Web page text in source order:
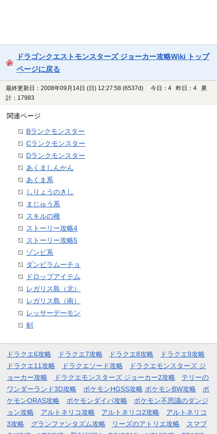
ドラゴンクエストモンスターズ ジョーカー攻略Wiki トップ
ページに戻る
最終更新日：2008年09月14日 (日) 12:27:58 (6537d)
今日：4 昨日：4 累
計：17983
関連ページ
Bランクモンスター
Cランクモンスター
Dランクモンスター
あくましんかん
あくま系
しりょうのきし
まじゅう系
スキルの種
ストーリー攻略4
ストーリー攻略5
ゾンビ系
ダンビラムーチョ
ドロップアイテム
レガリス島（北）
レガリス島（南）
レッサーデーモン
剣
ドラクエ6攻略 ドラクエ7攻略 ドラクエ8攻略
ドラクエ9攻略
ドラクエ11攻略
ドラクエソード攻略
ドラクエモンスターズ ジ
ョーカー攻略
ドラクエモンスターズ ジョーカー2攻略
テリーの
ワンダーランド3D攻略
ポケモンHGSS攻略 ポケモンBW攻略
ポ
ケモンORAS攻略
ポケモンダイパ攻略
ポケモン不思議のダンジ
ョン攻略
アルトネリコ攻略 アルトネリコ2攻略
アルトネリコ
3攻略
グランファンタズム攻略 リーズのアトリエ攻略
スマブ